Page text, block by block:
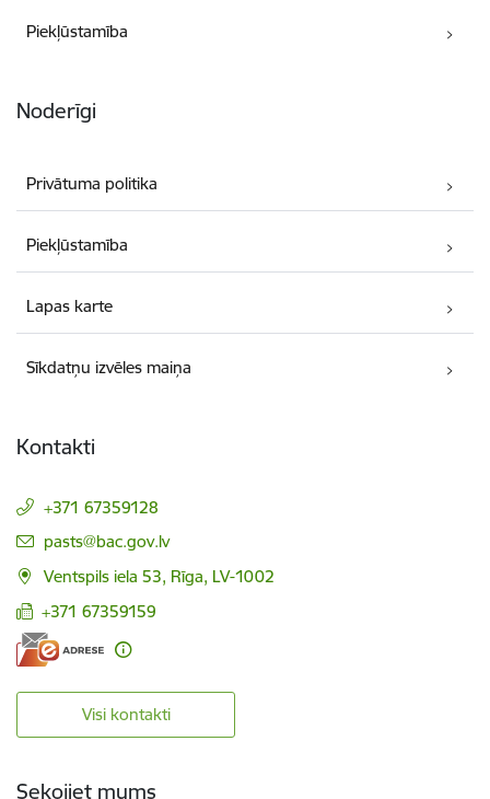
Piekļūstamība
Noderīgi
Privātuma politika
Piekļūstamība
Lapas karte
Sīkdatņu izvēles maiņa
Kontakti
+371 67359128
E-pasts:
pasts@bac.gov.lv
Ventspils iela 53, Rīga, LV-1002
+371 67359159
Visi kontakti
Sekojiet mums